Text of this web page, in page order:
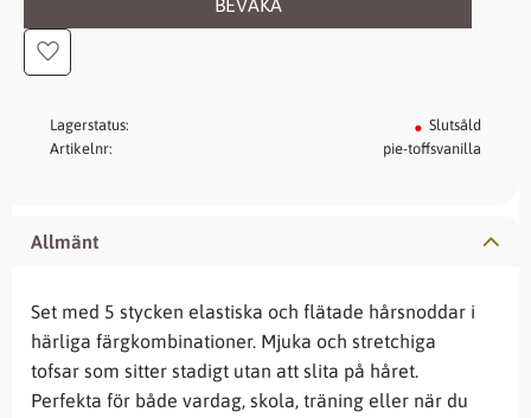
Lägg till i favoriter
BEVAKA
Lagerstatus
Slutsåld
Artikelnr
pie-toffsvanilla
Allmänt
Set med 5 stycken elastiska och flätade hårsnoddar i
härliga färgkombinationer. Mjuka och stretchiga
tofsar som sitter stadigt utan att slita på håret.
Perfekta för både vardag, skola, träning eller när du